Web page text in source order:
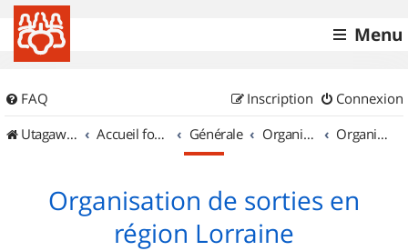
Menu
FAQ Connexion
Inscription
UtagawaVTT (Randos VTT et VTTAE avec traces GPS)
Accueil forum Générale Organisation de sorties & Recherche de partenaires Organisation de sorties en région Lorraine
Organisation de sorties en
région Lorraine